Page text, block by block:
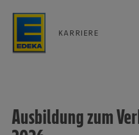
KARRIERE
Ausbildung zum